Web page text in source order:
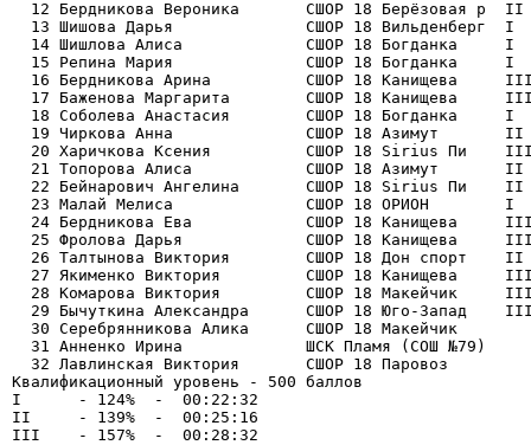
12 Бердникова Вероника       СШОР 18 Берёзовая р
13 Шишова Дарья              СШОР 18 Вильденберг
14 Шишлова Алиса             СШОР 18 Богданка
15 Репина Мария              СШОР 18 Богданка
16 Бердникова Арина          СШОР 18 Канищева
17 Баженова Маргарита        СШОР 18 Канищева
18 Соболева Анастасия        СШОР 18 Богданка
19 Чиркова Анна              СШОР 18 Азимут
20 Харичкова Ксения          СШОР 18 Sirius Пи
21 Топорова Алиса            СШОР 18 Азимут
22 Бейнарович Ангелина       СШОР 18 Sirius Пи
23 Малай Мелиса              СШОР 18 ОРИОН        I
24 Бердникова Ева            СШОР 18 Канищева
25 Фролова Дарья             СШОР 18 Канищева
26 Талтынова Виктория        СШОР 18 Дон спорт
27 Якименко Виктория         СШОР 18 Канищева
28 Комарова Виктория         СШОР 18 Макейчик
29 Бычуткина Александра      СШОР 18 Юго-Запад
30 Серебрянникова Алика      СШОР 18 Макейчик
31 Анненко Ирина             ШСК Пламя (СОШ №79)
32 Лавлинская Виктория       СШОР 18 Паровоз
Квалификационный уровень - 500 баллов
I      - 124%  -  00:22:32
II     - 139%  -  00:25:16
III    - 157%  -  00:28:32